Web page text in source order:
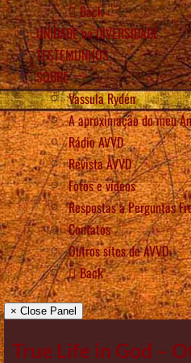
Back
UNIDADE na DIVERSIDADE
TESTEMUNHOS
SOBRE
Vassula Rydén
A aproximação do meu
Rádio AVVD
Revista AVVD
Fotos e vídeos
Respostas a Perguntas
Contatos
Outros sítes de AVVD
Back
× Close Panel
True Life in God –